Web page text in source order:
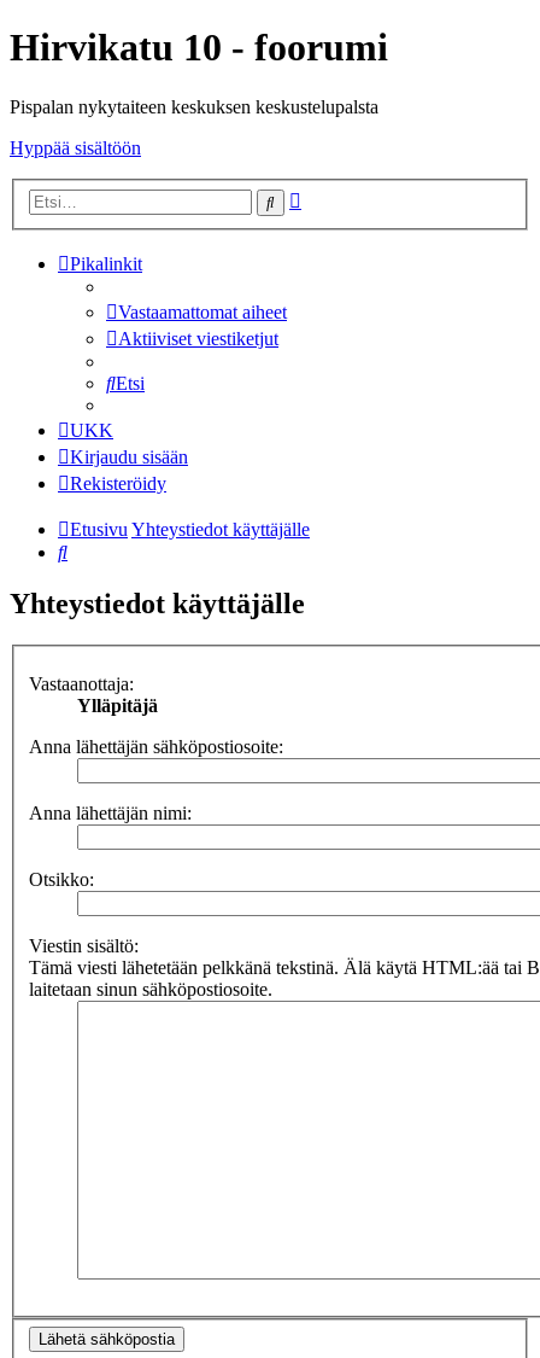
Hirvikatu 10 - foorumi
Pispalan nykytaiteen keskuksen keskustelupalsta
Hyppää sisältöön
Etsi
Pikalinkit
Vastaamattomat aiheet
Aktiiviset viestiketjut
Etsi
UKK
Kirjaudu sisään
Rekisteröidy
EtusivuYhteystiedot käyttäjälle
Etsi
Yhteystiedot käyttäjälle
Vastaanottaja:
Ylläpitäjä
Anna lähettäjän sähköpostiosoite:
Anna lähettäjän nimi:
Otsikko:
Viestin sisältö:
Tämä viesti lähetetään pelkkänä tekstinä. Älä käytä HTML:ää tai
laitetaan sinun sähköpostiosoite.